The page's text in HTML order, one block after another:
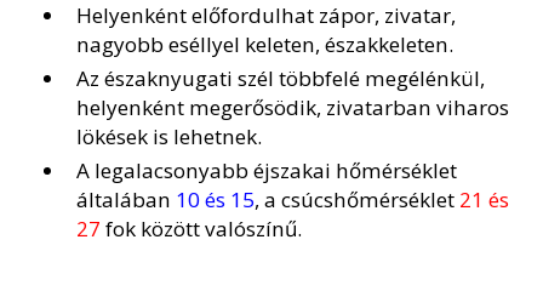
Helyenként előfordulhat zápor, zivatar,
nagyobb eséllyel keleten, északkeleten.
Az északnyugati szél többfelé megélénkül,
helyenként megerősödik, zivatarban viharos
lökések is lehetnek.
A legalacsonyabb éjszakai hőmérséklet
általában 10 és 15, a csúcshőmérséklet 21 és
27 fok között valószínű.